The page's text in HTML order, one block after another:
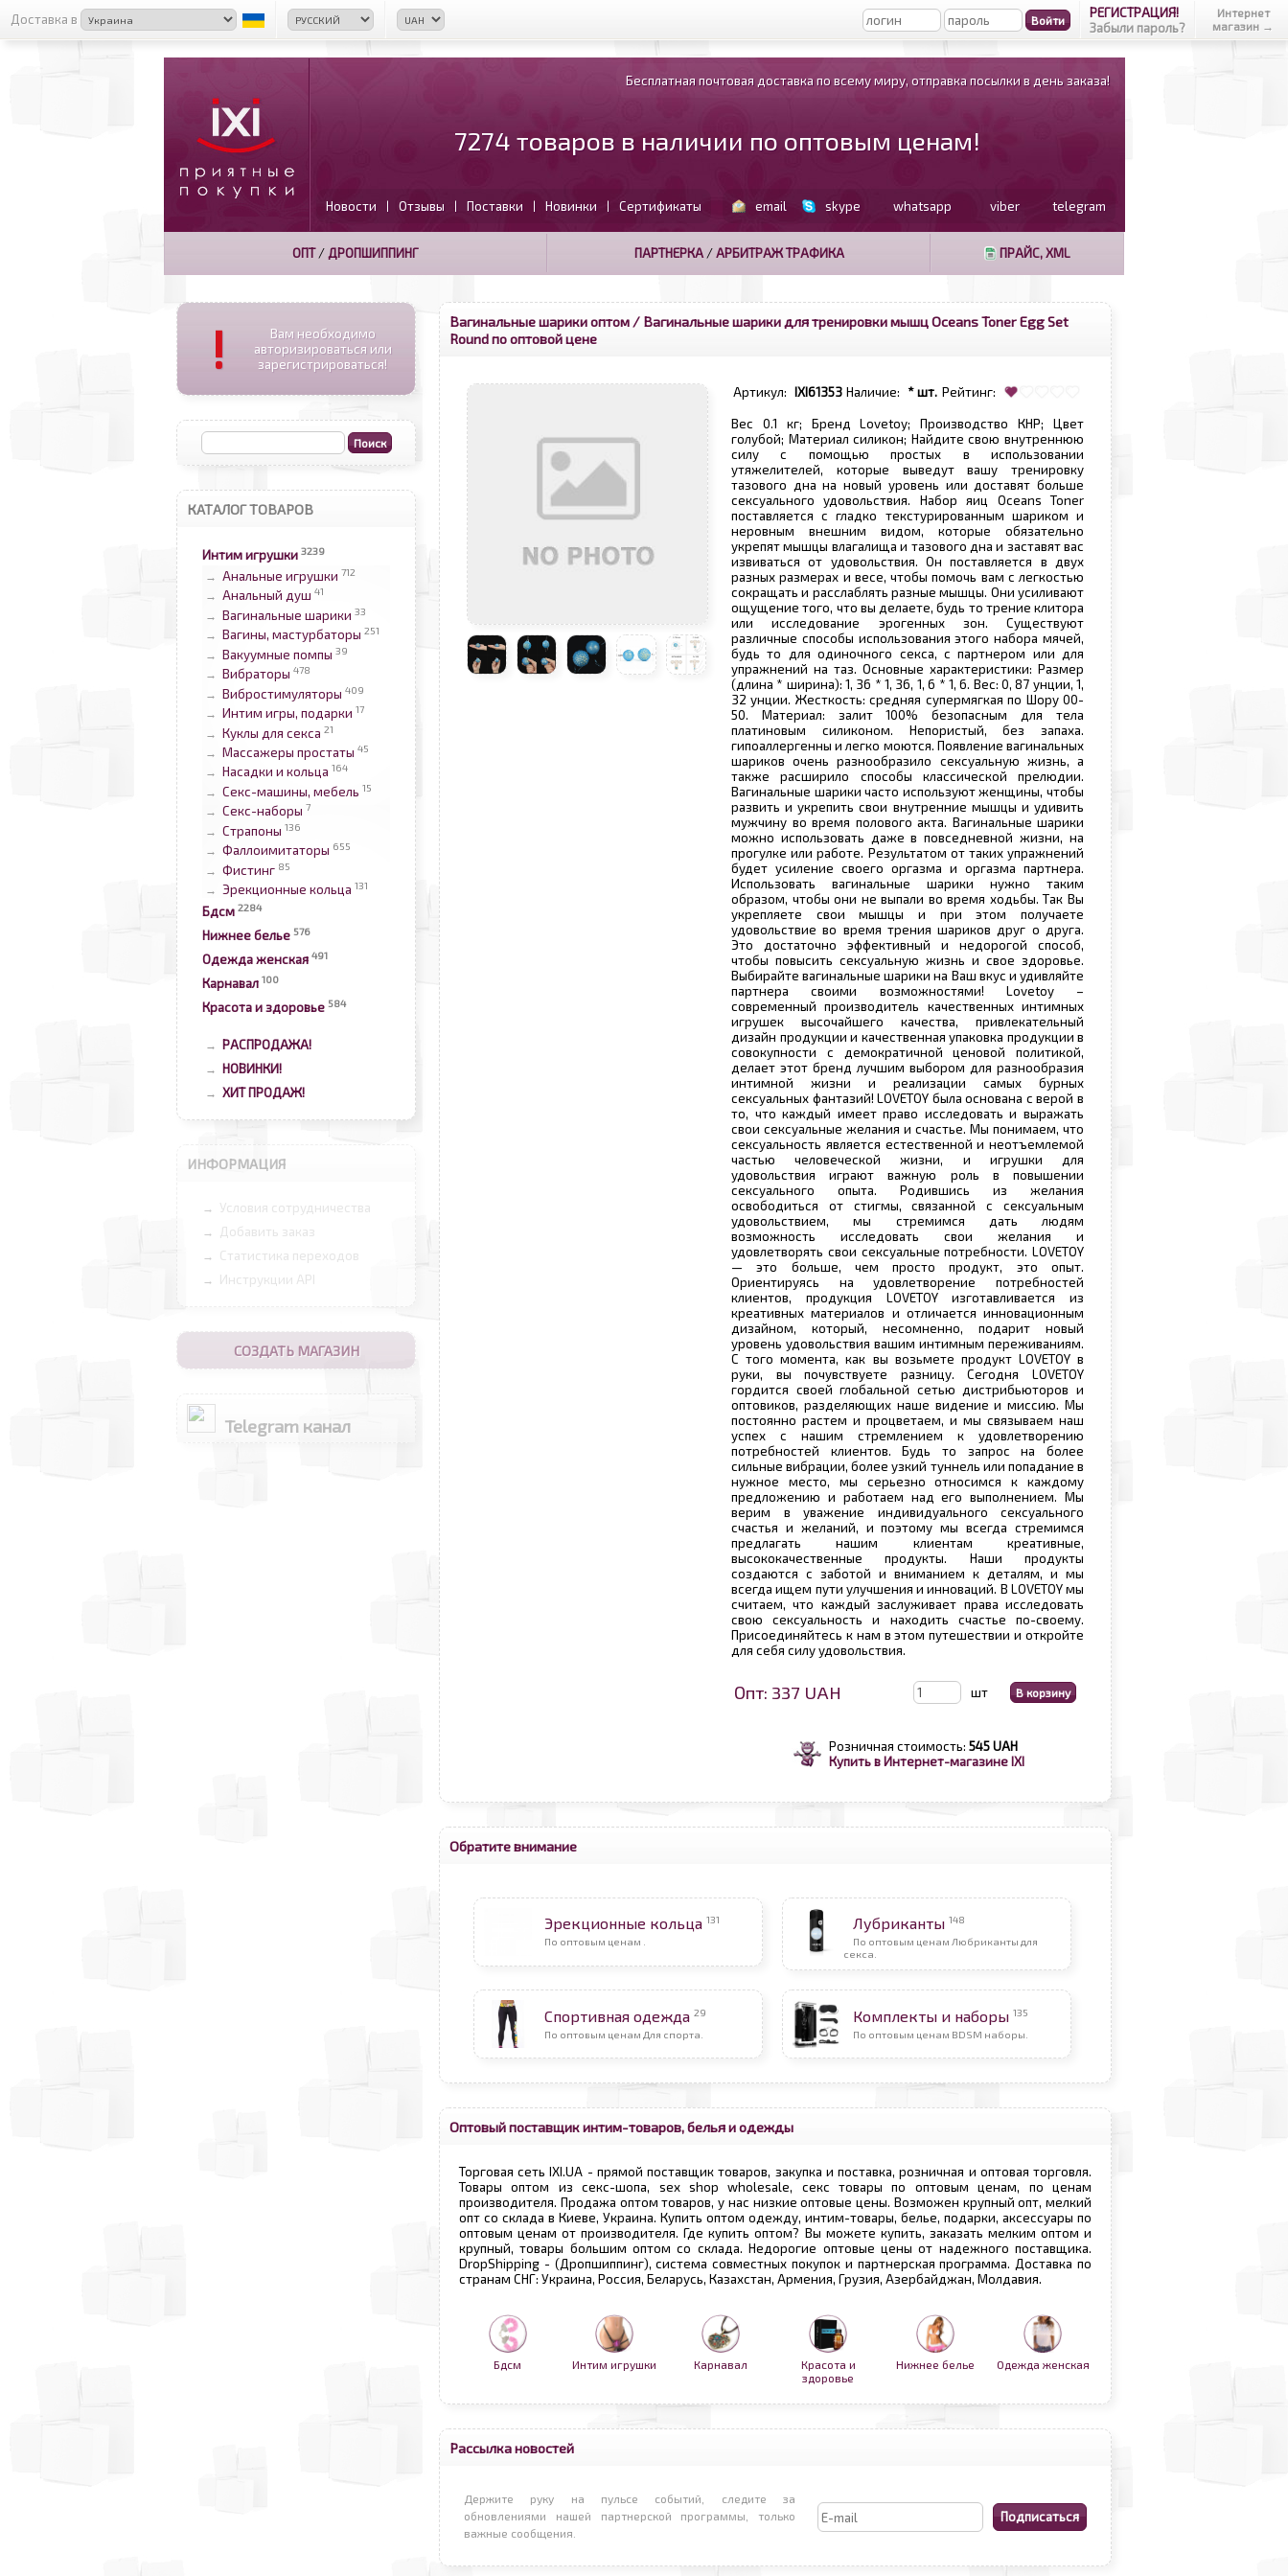
Доставка в
РЕГИСТРАЦИЯ!
Забыли пароль?
Интернет
магазин →
Бесплатная почтовая доставка по всему миру, отправка посылки в день заказа!
7274 товаров в наличии по оптовым ценам!
Новости | Отзывы | Поставки | Новинки | Сертификаты email skype whatsapp viber telegram
ОПТ/ ДРОПШИППИНГ ПАРТНЕРКА/АРБИТРАЖ ТРАФИКА ПРАЙС, XML
!
Вам необходимо
авторизироваться или
зарегистрироваться!
КАТАЛОГ ТОВАРОВ
Интим игрушки 3239
→ Анальные игрушки 712
→ Анальный душ 41
→ Вагинальные шарики 33
→ Вагины, мастурбаторы 251
→ Вакуумные помпы 39
→ Вибраторы 478
→ Вибростимуляторы 409
→ Интим игры, подарки 17
→ Куклы для секса 21
→ Массажеры простаты 45
→ Насадки и кольца 164
→ Секс-машины, мебель 15
→ Секс-наборы 7
→ Страпоны 136
→ Фаллоимитаторы 655
→ Фистинг 85
→ Эрекционные кольца 131
Бдсм 2284
Нижнее белье 576
Одежда женская 491
Карнавал 100
Красота и здоровье 584
→ РАСПРОДАЖА!
→ НОВИНКИ!
→ ХИТ ПРОДАЖ!
ИНФОРМАЦИЯ
→ Условия сотрудничества
→ Добавить заказ
→ Статистика переходов
→ Инструкции API
СОЗДАТЬ МАГАЗИН
Telegram канал
Вагинальные шарики оптом / Вагинальные шарики для тренировки мышц Oceans Toner Egg Set
Round по оптовой цене
Артикул: IXI61353 Наличие: * шт. Рейтинг:
Вес 0.1 кг; Бренд Lovetoy; Производство КНР; Цвет
голубой; Материал силикон; Найдите свою внутреннюю
силу с помощью простых в использовании
утяжелителей, которые выведут вашу тренировку
тазового дна на новый уровень или доставят больше
сексуального удовольствия. Набор яиц Oceans Toner
поставляется с гладко текстурированным шариком и
неровным внешним видом, которые обязательно
укрепят мышцы влагалища и тазового дна и заставят вас
извиваться от удовольствия. Он поставляется в двух
разных размерах и весе, чтобы помочь вам с легкостью
сокращать и расслаблять разные мышцы. Они усиливают
ощущение того, что вы делаете, будь то трение клитора
или исследование эрогенных зон. Существуют
различные способы использования этого набора мячей,
будь то для одиночного секса, с партнером или для
упражнений на таз. Основные характеристики: Размер
(длина * ширина): 1, 36 * 1, 36, 1, 6 * 1, 6. Вес: 0, 87 унции, 1,
32 унции. Жесткость: средняя супермягкая по Шору 00-
50. Материал: залит 100% безопасным для тела
платиновым силиконом. Непористый, без запаха.
гипоаллергенны и легко моются. Появление вагинальных
шариков очень разнообразило сексуальную жизнь, а
также расширило способы классической прелюдии.
Вагинальные шарики часто используют женщины, чтобы
развить и укрепить свои внутренние мышцы и удивить
мужчину во время полового акта. Вагинальные шарики
можно использовать даже в повседневной жизни, на
прогулке или работе. Результатом от таких упражнений
будет усиление своего оргазма и оргазма партнера.
Использовать вагинальные шарики нужно таким
образом, чтобы они не выпали во время ходьбы. Так Вы
укрепляете свои мышцы и при этом получаете
удовольствие во время трения шариков друг о друга.
Это достаточно эффективный и недорогой способ,
чтобы повысить сексуальную жизнь и свое здоровье.
Выбирайте вагинальные шарики на Ваш вкус и удивляйте
партнера своими возможностями! Lovetoy –
современный производитель качественных интимных
игрушек высочайшего качества, привлекательный
дизайн продукции и качественная упаковка продукции в
совокупности с демократичной ценовой политикой,
делает этот бренд лучшим выбором для разнообразия
интимной жизни и реализации самых бурных
сексуальных фантазий! LOVETOY была основана с верой в
то, что каждый имеет право исследовать и выражать
свои сексуальные желания и счастье. Мы понимаем, что
сексуальность является естественной и неотъемлемой
частью человеческой жизни, и игрушки для
удовольствия играют важную роль в повышении
сексуального опыта. Родившись из желания
освободиться от стигмы, связанной с сексуальным
удовольствием, мы стремимся дать людям
возможность исследовать свои желания и
удовлетворять свои сексуальные потребности. LOVETOY
— это больше, чем просто продукт, это опыт.
Ориентируясь на удовлетворение потребностей
клиентов, продукция LOVETOY изготавливается из
креативных материалов и отличается инновационным
дизайном, который, несомненно, подарит новый
уровень удовольствия вашим интимным переживаниям.
С того момента, как вы возьмете продукт LOVETOY в
руки, вы почувствуете разницу. Сегодня LOVETOY
гордится своей глобальной сетью дистрибьюторов и
оптовиков, разделяющих наше видение и миссию. Мы
постоянно растем и процветаем, и мы связываем наш
успех с нашим стремлением к удовлетворению
потребностей клиентов. Будь то запрос на более
сильные вибрации, более узкий туннель или попадание в
нужное место, мы серьезно относимся к каждому
предложению и работаем над его выполнением. Мы
верим в уважение индивидуального сексуального
счастья и желаний, и поэтому мы всегда стремимся
предлагать нашим клиентам креативные,
высококачественные продукты. Наши продукты
создаются с заботой и вниманием к деталям, и мы
всегда ищем пути улучшения и инноваций. В LOVETOY мы
считаем, что каждый заслуживает права исследовать
свою сексуальность и находить счастье по-своему.
Присоединяйтесь к нам в этом путешествии и откройте
для себя силу удовольствия.
Опт: 337 UAH шт
Розничная стоимость: 545 UAH
Купить в Интернет-магазине IXI
Обратите внимание
Эрекционные кольца 131
По оптовым ценам .
Лубриканты 148
По оптовым ценам Любриканты для
секса.
Спортивная одежда 29
По оптовым ценам Для спорта.
Комплекты и наборы 135
По оптовым ценам BDSM наборы.
Оптовый поставщик интим-товаров, белья и одежды
Торговая сеть IXI.UA - прямой поставщик товаров, закупка и поставка, розничная и оптовая торговля.
Товары оптом из секс-шопа, sex shop wholesale, секс товары по оптовым ценам, по ценам
производителя. Продажа оптом товаров, у нас низкие оптовые цены. Возможен крупный опт, мелкий
опт со склада в Киеве, Украина. Купить оптом одежду, интим-товары, белье, подарки, аксессуары по
оптовым ценам от производителя. Где купить оптом? Вы можете купить, заказать мелким оптом и
крупный, товары большим оптом со склада. Недорогие оптовые цены от надежного поставщика.
DropShipping - (Дропшиппинг), система совместных покупок и партнерская программа. Доставка по
странам СНГ: Украина, Россия, Беларусь, Казахстан, Армения, Грузия, Азербайджан, Молдавия.
Бдсм Интим игрушки Карнавал
Красота и
здоровье
Нижнее белье Одежда женская
Рассылка новостей
Держите руку на пульсе событий, следите за
обновлениями нашей партнерской программы, только
важные сообщения.